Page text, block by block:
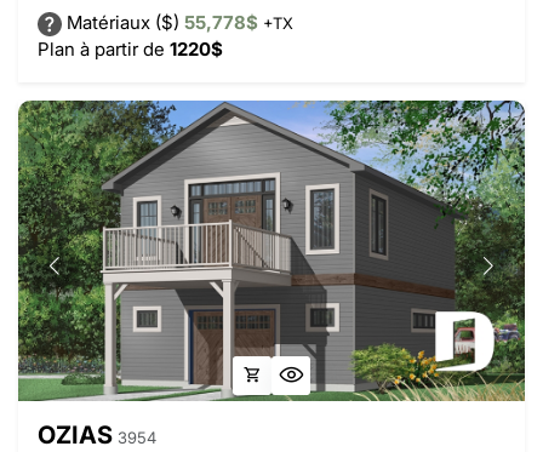
Matériaux ($) 55,778$ +TX
Plan à partir de 1220$
OZIAS 3954